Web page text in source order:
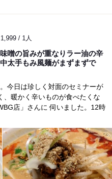
/ 1人
噌の旨みが重なりラー油の辛
太手もみ風麺がまずまずで
今日は珍しく対面のセミナーが
、暖かく辛いものが食べたくな
店」さんに 伺いました。12時